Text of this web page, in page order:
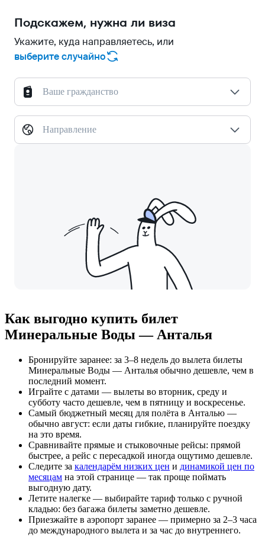
Подскажем, нужна ли виза
Укажите, куда направляетесь, или
выберите случайно
Ваше гражданство
Направление
Как выгодно купить билет
Минеральные Воды — Анталья
Бронируйте заранее: за 3–8 недель до вылета билеты
Минеральные Воды — Анталья обычно дешевле, чем в
последний момент.
Играйте с датами — вылеты во вторник, среду и
субботу часто дешевле, чем в пятницу и воскресенье.
Самый бюджетный месяц для полёта в Анталью —
обычно август: если даты гибкие, планируйте поездку
на это время.
Сравнивайте прямые и стыковочные рейсы: прямой
быстрее, а рейс с пересадкой иногда ощутимо дешевле.
Следите за календарём низких цен и динамикой цен по
месяцам на этой странице — так проще поймать
выгодную дату.
Летите налегке — выбирайте тариф только с ручной
кладью: без багажа билеты заметно дешевле.
Приезжайте в аэропорт заранее — примерно за 2–3 часа
до международного вылета и за час до внутреннего.